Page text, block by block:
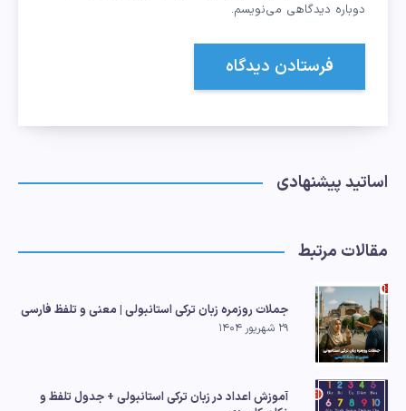
دوباره دیدگاهی می‌نویسم.
اساتید پیشنهادی
مقالات مرتبط
جملات روزمره زبان ترکی استانبولی | معنی و تلفظ فارسی
۲۹ شهریور ۱۴۰۴
آموزش اعداد در زبان ترکی استانبولی + جدول تلفظ و